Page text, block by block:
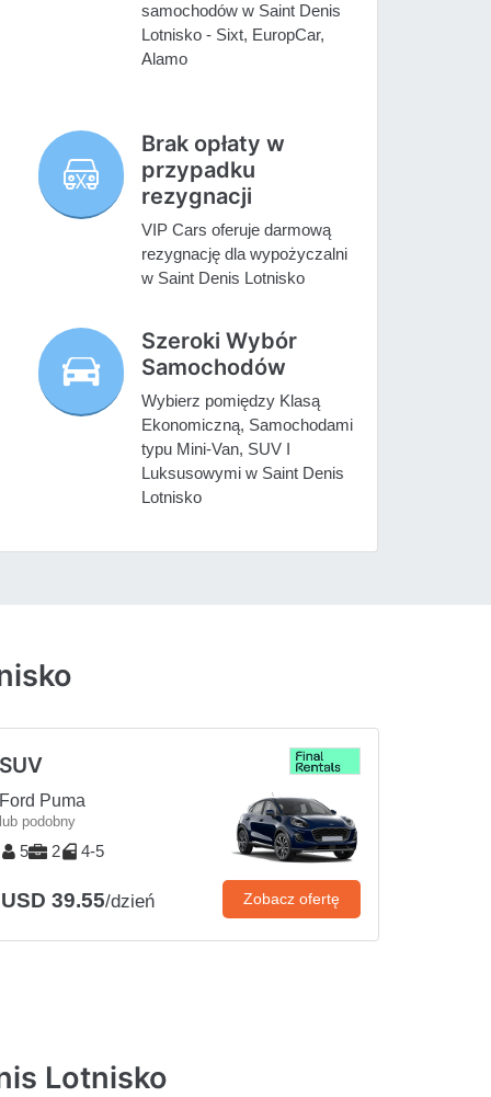
samochodów w Saint Denis
Lotnisko - Sixt, EuropCar,
Alamo
Brak opłaty w
przypadku
rezygnacji
VIP Cars oferuje darmową
rezygnację dla wypożyczalni
w Saint Denis Lotnisko
Szeroki Wybór
Samochodów
Wybierz pomiędzy Klasą
Ekonomiczną, Samochodami
typu Mini-Van, SUV I
Luksusowymi w Saint Denis
Lotnisko
SUV
Ford Puma
lub podobny
5 2 4-5
USD 39.55/dzień Zobacz ofertę
Lotnisko